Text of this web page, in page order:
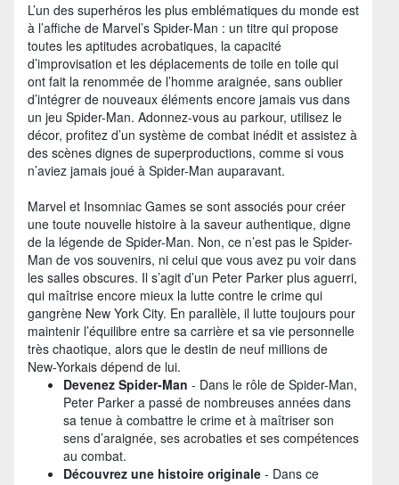
L’un des superhéros les plus emblématiques du monde est
à l’affiche de Marvel’s Spider-Man : un titre qui propose
toutes les aptitudes acrobatiques, la capacité
d’improvisation et les déplacements de toile en toile qui
ont fait la renommée de l’homme araignée, sans oublier
d’intégrer de nouveaux éléments encore jamais vus dans
un jeu Spider-Man. Adonnez-vous au parkour, utilisez le
décor, profitez d’un système de combat inédit et assistez à
des scènes dignes de superproductions, comme si vous
n’aviez jamais joué à Spider-Man auparavant.
Marvel et Insomniac Games se sont associés pour créer
une toute nouvelle histoire à la saveur authentique, digne
de la légende de Spider-Man. Non, ce n’est pas le Spider-
Man de vos souvenirs, ni celui que vous avez pu voir dans
les salles obscures. Il s’agit d’un Peter Parker plus aguerri,
qui maîtrise encore mieux la lutte contre le crime qui
gangrène New York City. En parallèle, il lutte toujours pour
maintenir l’équilibre entre sa carrière et sa vie personnelle
très chaotique, alors que le destin de neuf millions de
New-Yorkais dépend de lui.
Devenez Spider-Man - Dans le rôle de Spider-Man,
Peter Parker a passé de nombreuses années dans
sa tenue à combattre le crime et à maîtriser son
sens d’araignée, ses acrobaties et ses compétences
au combat.
Découvrez une histoire originale - Dans ce